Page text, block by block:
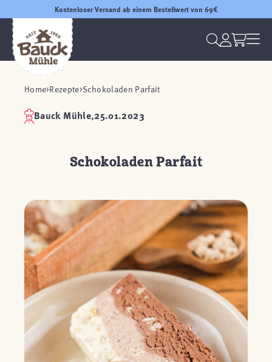
Kostenloser Versand ab einem Bestellwert von 69€
Home Rezepte Schokoladen Parfait
Bauck Mühle,25.01.2023
Schokoladen Parfait